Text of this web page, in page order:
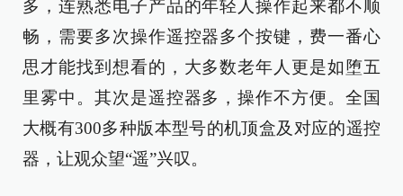
多，连熟悉电子产品的年轻人操作起来都不顺
畅，需要多次操作遥控器多个按键，费一番心
思才能找到想看的，大多数老年人更是如堕五
里雾中。其次是遥控器多，操作不方便。全国
大概有300多种版本型号的机顶盒及对应的遥控
器，让观众望“遥”兴叹。